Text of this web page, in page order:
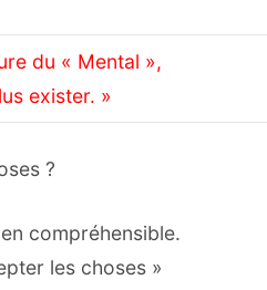
du « Mental »,
exister. »
?
compréhensible.
les choses »